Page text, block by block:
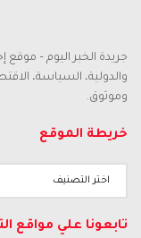
جريدة الخبر اليوم –
والدولية، السياسة،
وموثوق.
خريطة الموقع
تابعونا علي مواقع